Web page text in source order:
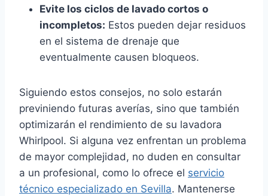
Evite los ciclos de lavado cortos o
incompletos: Estos pueden dejar residuos
en el sistema de drenaje que
eventualmente causen bloqueos.
Siguiendo estos consejos, no solo estarán
previniendo futuras averías, sino que también
optimizarán el rendimiento de su lavadora
Whirlpool. Si alguna vez enfrentan un problema
de mayor complejidad, no duden en consultar
a un profesional, como lo ofrece el servicio
técnico especializado en Sevilla. Mantenerse